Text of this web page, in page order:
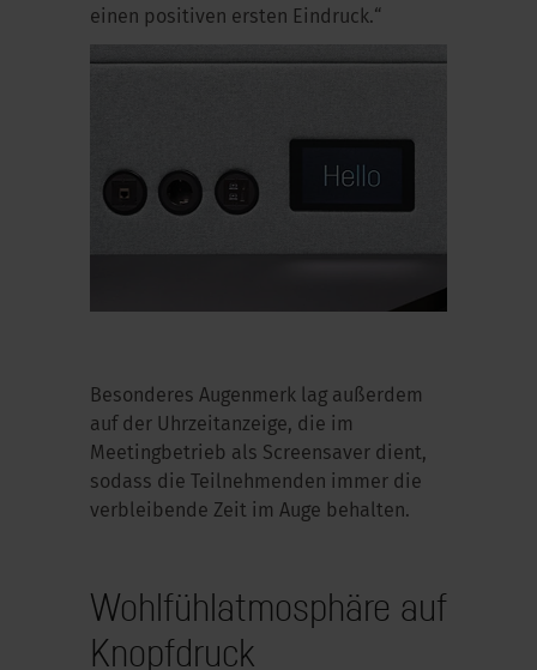
einen positiven ersten Eindruck.“
Besonderes Augenmerk lag außerdem
auf der Uhrzeitanzeige, die im
Meetingbetrieb als Screensaver dient,
sodass die Teilnehmenden immer die
verbleibende Zeit im Auge behalten.
Wohlfühlatmosphäre auf
Knopfdruck